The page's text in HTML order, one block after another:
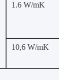
1.6 W/mK
10,6 W/mK